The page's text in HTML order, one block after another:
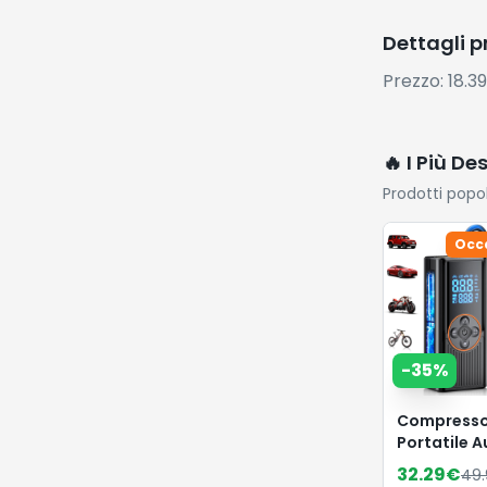
Dettagli
Prezzo:
🔥 I Più
Prodotti
-35%
Portatile
8000mAh,
32.29€